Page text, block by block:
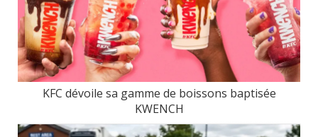
KFC dévoile sa gamme de boissons baptisée
KWENCH